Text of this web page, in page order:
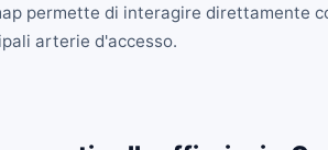
permette di interagire direttamente
arterie d'accesso.